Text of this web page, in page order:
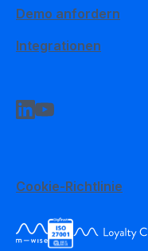
Demo anfordern
Integrationen
Cookie-Richtlinie